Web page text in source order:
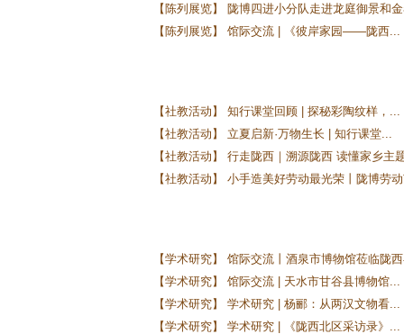
【陈列展览】 陇博四进小分队走进龙庭御景和
【陈列展览】 馆际交流 | 《彼岸家园——陇西...
【社教活动】 知行课堂回顾 | 探秘彩陶纹样，...
【社教活动】 立夏启新·万物生长 | 知行课堂...
【社教活动】 行走陇西｜溯源陇西 读懂家乡主
【社教活动】 小手造美好劳动最光荣丨陇博劳
【学术研究】 馆际交流丨酒泉市博物馆莅临陇
【学术研究】 馆际交流 | 天水市甘谷县博物馆...
【学术研究】 学术研究 | 杨郦：从两汉文物看...
【学术研究】 学术研究 | 《陇西北区采访录》...